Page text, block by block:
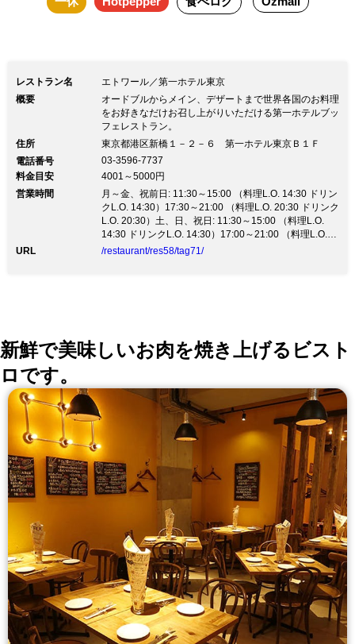
レストラン名
エトワール／第一ホテル東京
概要
オードブルからメイン、デザートまで世界各国のお料理
をお好きなだけお召し上がりいただける第一ホテルブッ
フェレストラン。
住所
東京都港区新橋１－２－６ 第一ホテル東京Ｂ１Ｆ
電話番号
03-3596-7737
料金目安
4001～5000円
営業時間
月～金、祝前日: 11:30～15:00 （料理L.O. 14:30 ドリン
クL.O. 14:30）17:30～21:00 （料理L.O. 20:30 ドリンク
L.O. 20:30）土、日、祝日: 11:30～15:00 （料理L.O.
14:30 ドリンクL.O. 14:30）17:00～21:00 （料理L.O.
20:30 ドリンクL.O. 20:30）
URL /restaurant/res58/tag71/
新鮮で美味しいお肉を焼き上げるビスト
ロです。